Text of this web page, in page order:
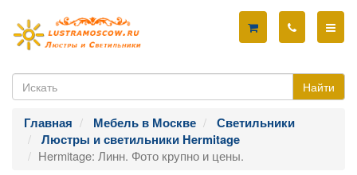
Найти
Главная Мебель в Москве
Светильники
Люстры и светильники Hermitage
Hermitage: Линн. Фото крупно и цены.